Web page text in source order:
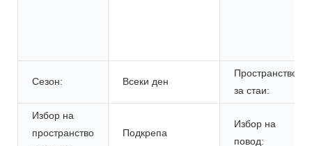
Сезон: Всеки ден
Пространство
за стаи:
Избор на
пространство
Подкрепа
Избор на
повод: